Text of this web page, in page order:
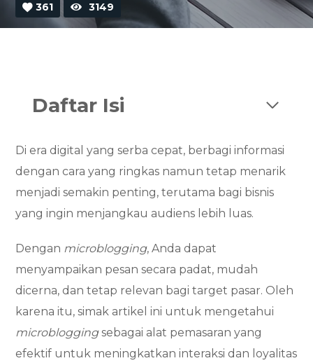
361 3149
Daftar Isi
Di era digital yang serba cepat, berbagi informasi
dengan cara yang ringkas namun tetap menarik
menjadi semakin penting, terutama bagi bisnis
yang ingin menjangkau audiens lebih luas.
Dengan microblogging, Anda dapat
menyampaikan pesan secara padat, mudah
dicerna, dan tetap relevan bagi target pasar. Oleh
karena itu, simak artikel ini untuk mengetahui
microbloggingsebagai alat pemasaran yang
efektif untuk meningkatkan interaksi dan loyalitas